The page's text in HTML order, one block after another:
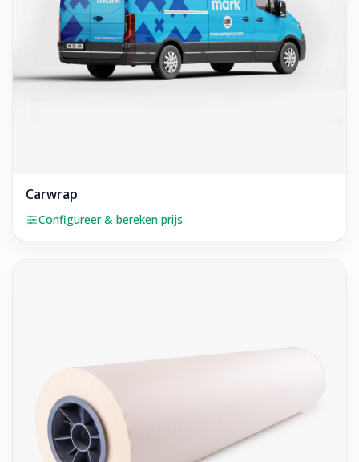
Carwrap
Configureer & bereken prijs